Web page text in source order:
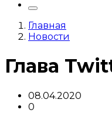
Главная
Новости
Глава
08.04.2020
0